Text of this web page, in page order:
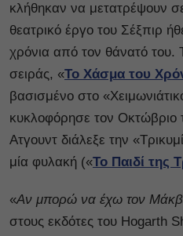
κλήθηκαν να μετατρέψουν
θεατρικό έργο του Σέξπιρ
χρόνια από τον θάνατό του.
σειράς, «Το Χάσμα του
βασισμένο στο
κυκλοφόρησε τον
Ατγουντ διάλεξε την
μία φυλακή («Το Παιδί της
«Αν μπορώ να έχω τον
στους εκδότες του Hogarth